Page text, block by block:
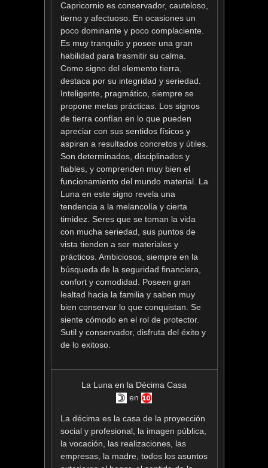
Capricornio es conservador, cauteloso,
tierno y afectuoso. En ocasiones un
poco dominante y poco complaciente.
Es muy tranquilo y posee una gran
habilidad para trasmitir su calma.
Como signo del elemento tierra,
destaca por su integridad y seriedad.
Inteligente, pragmático, siempre se
propone metas prácticas. Los signos
de tierra confían en lo que pueden
apreciar con sus sentidos físicos y
aspiran a resultados concretos y útiles.
Son determinados, disciplinados y
fiables, y comprenden muy bien el
funcionamiento del mundo material. La
Luna en este signo revela una
tendencia a la melancolía y cierta
timidez. Seres que se toman la vida
con mucha seriedad, sus puntos de
vista tienden a ser materiales y
prácticos. Ambiciosos, siempre en la
búsqueda de la seguridad financiera,
confort y comodidad. Poseen gran
lealtad hacia la familia y saben muy
bien conservar lo que conquistan. Se
siente cómodo en el rol de protector.
Sutil y conservador, disfruta del éxito y
de lo exitoso.
La Luna en la Décima Casa
en
La décima es la casa de la proyección
social y profesional, la imagen pública,
la vocación, las realizaciones, las
empresas, la madre, todos los asuntos